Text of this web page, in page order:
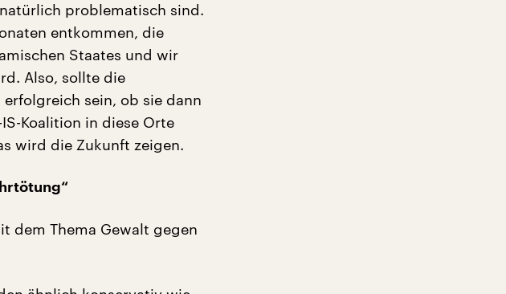
problematisch sind.
entkommen, die
Staates und wir
Also, sollte die
sein, ob sie dann
Koalition in diese Orte
wird die Zukunft zeigen.
dem Thema Gewalt gegen